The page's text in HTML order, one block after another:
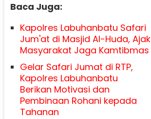
Baca Juga:
Kapolres Labuhanbatu Safari
Jum'at di Masjid Al-Huda, Ajak
Masyarakat Jaga Kamtibmas
Gelar Safari Jumat di RTP,
Kapolres Labuhanbatu
Berikan Motivasi dan
Pembinaan Rohani kepada
Tahanan